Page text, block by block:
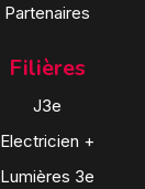
Partenaires
Filières
J3e
Electricien +
Lumières 3e